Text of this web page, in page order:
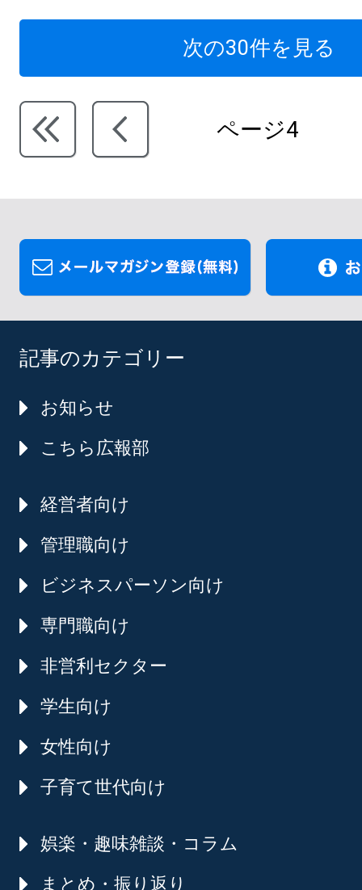
次の30件を見る
ページ4
記事のカテゴリー
お知らせ
こちら広報部
経営者向け
管理職向け
ビジネスパーソン向け
専門職向け
非営利セクター
学生向け
女性向け
子育て世代向け
娯楽・趣味雑談・コラム
まとめ・振り返り